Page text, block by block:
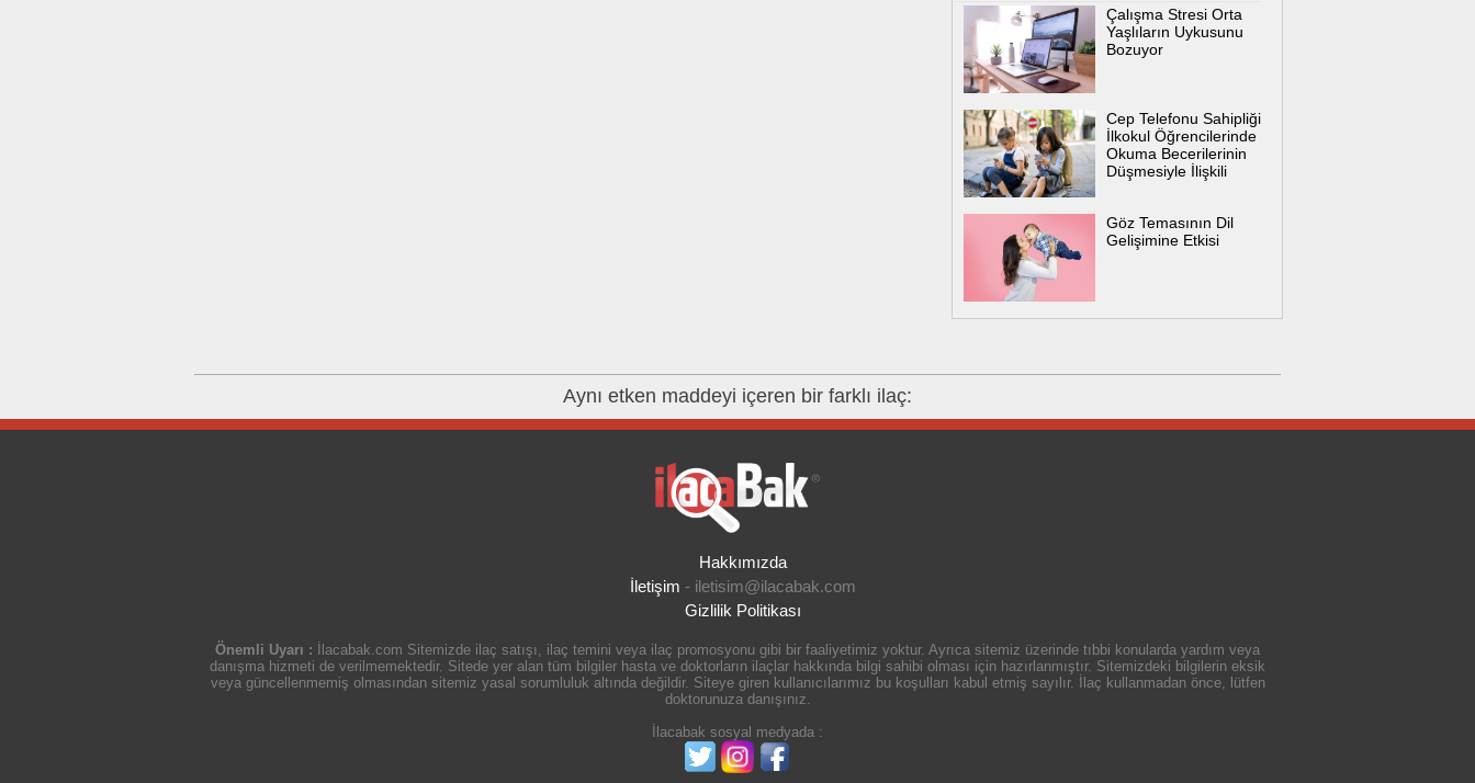
Çalışma Stresi Orta
Yaşlıların Uykusunu
Bozuyor
Cep Telefonu Sahipliği
İlkokul Öğrencilerinde
Okuma Becerilerinin
Düşmesiyle İlişkili
Göz Temasının Dil
Gelişimine Etkisi
Aynı etken maddeyi içeren bir farklı ilaç:
Hakkımızda
İletişim - iletisim@ilacabak.com
Gizlilik Politikası
Önemli Uyarı :
İlacabak.com Sitemizde ilaç satışı, ilaç temini veya ilaç promosyonu gibi bir faaliyetimiz yoktur. Ayrıca sitemiz üzerinde tıbbi konularda yardım veya
danışma hizmeti de verilmemektedir. Sitede yer alan tüm bilgiler hasta ve doktorların ilaçlar hakkında bilgi sahibi olması için hazırlanmıştır. Sitemizdeki bilgilerin eksik
veya güncellenmemiş olmasından sitemiz yasal sorumluluk altında değildir. Siteye giren kullanıcılarımız bu koşulları kabul etmiş sayılır. İlaç kullanmadan önce, lütfen
doktorunuza danışınız.
İlacabak sosyal medyada :